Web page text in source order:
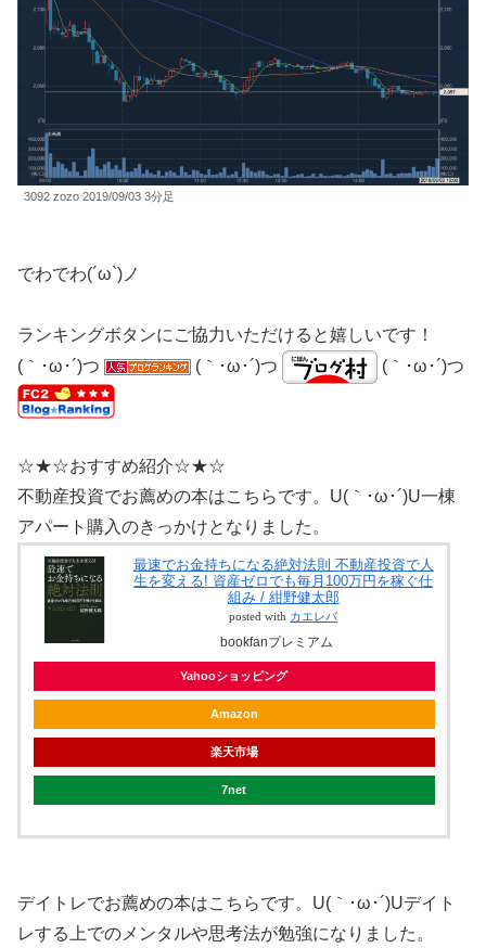
3092 zozo 2019/09/03 3分足
でわでわ(´ω`)ノ
ランキングボタンにご協力いただけると嬉しいです！
(｀･ω･´)つ
(｀･ω･´)つ (｀･ω･´)つ
☆★☆おすすめ紹介☆★☆
不動産投資でお薦めの本はこちらです。U(｀･ω･´)U一棟
アパート購入のきっかけとなりました。
最速でお金持ちになる絶対法則 不動産投資で人
生を変える! 資産ゼロでも毎月100万円を稼ぐ仕
組み / 紺野健太郎
posted with カエレバ
bookfanプレミアム
Yahooショッピング
Amazon
楽天市場
7net
デイトレでお薦めの本はこちらです。U(｀･ω･´)Uデイト
レする上でのメンタルや思考法が勉強になりました。